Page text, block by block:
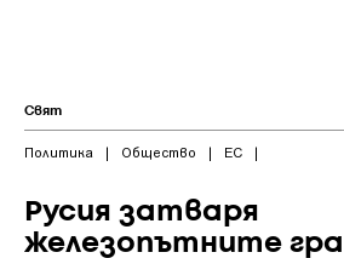
Свят
Политика | Общество | ЕС |
Русия затваря
железопътните